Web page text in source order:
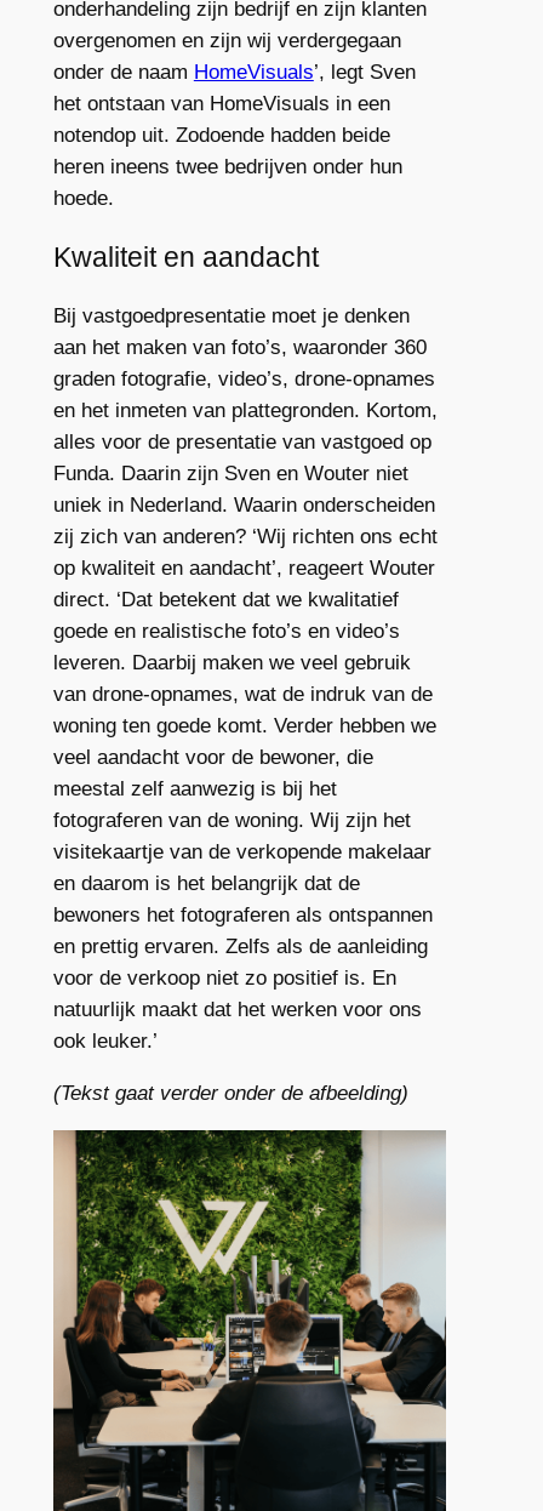
onderhandeling zijn bedrijf en zijn klanten
overgenomen en zijn wij verdergegaan
onder de naam HomeVisuals’, legt Sven
het ontstaan van HomeVisuals in een
notendop uit. Zodoende hadden beide
heren ineens twee bedrijven onder hun
hoede.
Kwaliteit en aandacht
Bij vastgoedpresentatie moet je denken
aan het maken van foto’s, waaronder 360
graden fotografie, video’s, drone-opnames
en het inmeten van plattegronden. Kortom,
alles voor de presentatie van vastgoed op
Funda. Daarin zijn Sven en Wouter niet
uniek in Nederland. Waarin onderscheiden
zij zich van anderen? ‘Wij richten ons echt
op kwaliteit en aandacht’, reageert Wouter
direct. ‘Dat betekent dat we kwalitatief
goede en realistische foto’s en video’s
leveren. Daarbij maken we veel gebruik
van drone-opnames, wat de indruk van de
woning ten goede komt. Verder hebben we
veel aandacht voor de bewoner, die
meestal zelf aanwezig is bij het
fotograferen van de woning. Wij zijn het
visitekaartje van de verkopende makelaar
en daarom is het belangrijk dat de
bewoners het fotograferen als ontspannen
en prettig ervaren. Zelfs als de aanleiding
voor de verkoop niet zo positief is. En
natuurlijk maakt dat het werken voor ons
ook leuker.’
(Tekst gaat verder onder de afbeelding)